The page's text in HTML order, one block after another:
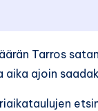
Tarros
ajoin